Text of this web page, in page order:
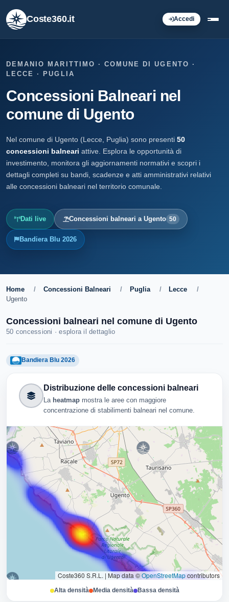
Coste360.it Accedi
DEMANIO MARITTIMO · COMUNE DI UGENTO ·
LECCE · PUGLIA
Concessioni Balneari nel
comune di Ugento
Nel comune di Ugento (Lecce, Puglia) sono presenti 50
concessioni balneari attive. Esplora le opportunità di
investimento, monitora gli aggiornamenti normativi e scopri i
dettagli completi su bandi, scadenze e atti amministrativi relativi
alle concessioni balneari nel territorio comunale.
Dati live Concessioni balneari a Ugento 50
Bandiera Blu 2026
Home / Concessioni Balneari / Puglia / Lecce
/
Ugento
Concessioni balneari nel comune di Ugento
50 concessioni · esplora il dettaglio
Bandiera Blu 2026
Distribuzione delle concessioni balneari
La heatmap mostra le aree con maggiore
concentrazione di stabilimenti balneari nel comune.
Coste360 S.R.L. | Map data ©OpenStreetMapcontributors
Alta densità Media densità Bassa densità